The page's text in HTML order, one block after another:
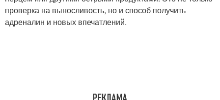
проверка на выносливость, но и способ получить
адреналин и новых впечатлений.